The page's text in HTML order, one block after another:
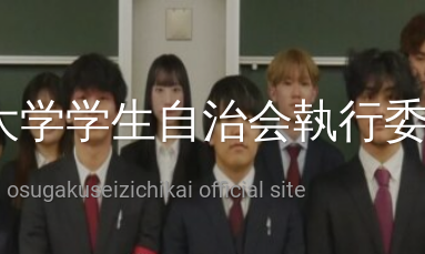
学生自治会執行
osugakuseizichikai official site